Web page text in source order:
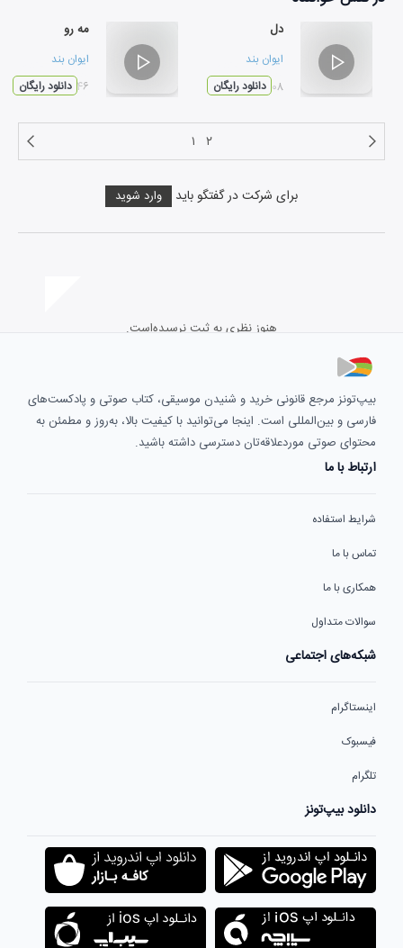
دل
ایوان بند
۰۳:۰۸دانلود رایگان
مه رو
ایوان بند
۰۲:۴۶دانلود رایگان
۱ ۲
برای شرکت در گفتگو باید وارد شوید
هنوز نظری به ثبت نرسیده‌است.
بیپ‌تونز مرجع قانونی خرید و شنیدن موسیقی، کتاب صوتی و پادکست‌های
فارسی و بین‌المللی است. اینجا می‌توانید با کیفیت بالا، به‌روز و مطمئن به
محتوای صوتی موردعلاقه‌تان دسترسی داشته باشید.
ارتباط با ما
شرایط استفاده
تماس با ما
همکاری با ما
سوالات متداول
شبکه‌های اجتماعی
اینستاگرام
فیسبوک
تلگرام
دانلود بیپ‌تونز